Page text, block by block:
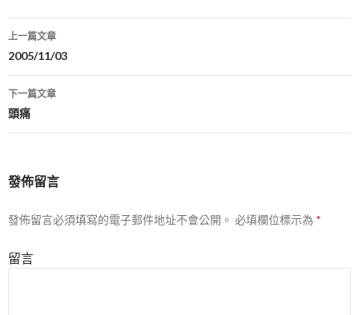
文
章
導
列
上一篇文章
2005/11/03
下一篇文章
頭痛
發佈留言
發佈留言必須填寫的電子郵件地址不會公開。 必填欄位標示為 *
留言